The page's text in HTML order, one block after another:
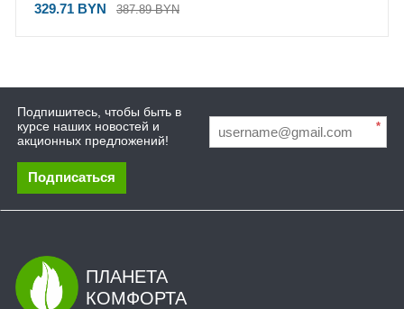
329.71 BYN 387.89 BYN
Подпишитесь, чтобы быть в
курсе наших новостей и
акционных предложений!
*
Подписаться
ПЛАНЕТА
КОМФОРТА